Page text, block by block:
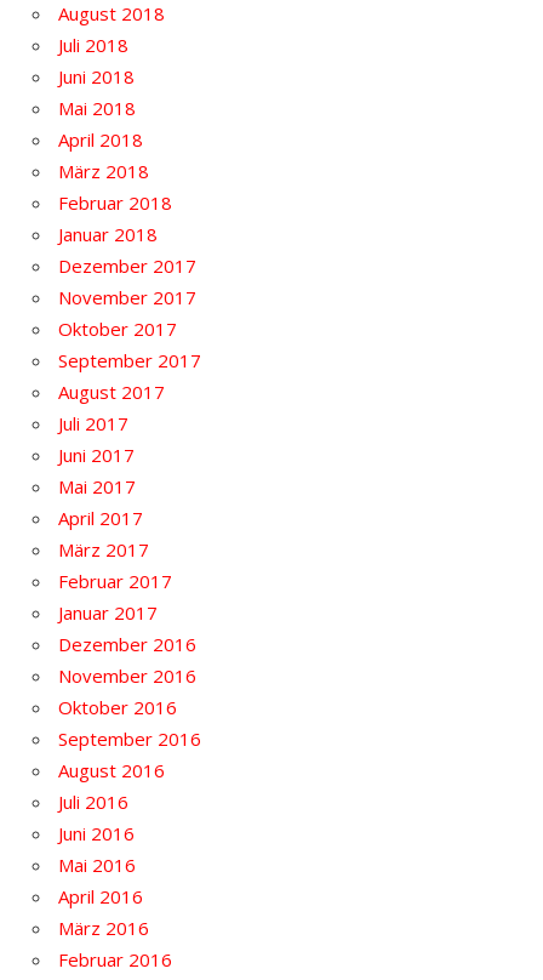
August 2018
Juli 2018
Juni 2018
Mai 2018
April 2018
März 2018
Februar 2018
Januar 2018
Dezember 2017
November 2017
Oktober 2017
September 2017
August 2017
Juli 2017
Juni 2017
Mai 2017
April 2017
März 2017
Februar 2017
Januar 2017
Dezember 2016
November 2016
Oktober 2016
September 2016
August 2016
Juli 2016
Juni 2016
Mai 2016
April 2016
März 2016
Februar 2016